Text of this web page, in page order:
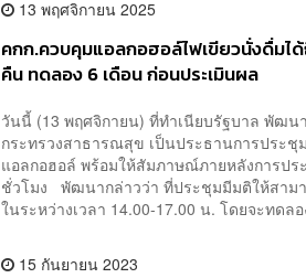
13 พฤศจิกายน 2025
คกก.ควบคุมแอลกอฮอล์ไฟเขียวนั่งดื่มไ
คืน ทดลอง 6 เดือน ก่อนประเมินผล
วันนี้ (13 พฤศจิกายน) ที่ทำเนียบรัฐบาล พัฒ
กระทรวงสาธารณสุข เป็นประธานการประชุ
แอลกอฮอล์ พร้อมให้สัมภาษณ์ภายหลังการป
ชั่วโมง พัฒนากล่าวว่า ที่ประชุมมีมติให้สาม
ในระหว่างเวลา 14.00-17.00 น. โดยจะทดล
15 กันยายน 2023